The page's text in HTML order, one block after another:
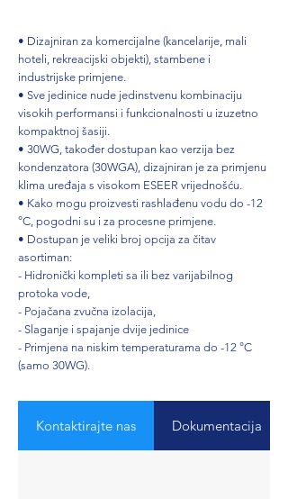
• Dizajniran za komercijalne (kancelarije, mali
hoteli, rekreacijski objekti), stambene i
industrijske primjene.
• Sve jedinice nude jedinstvenu kombinaciju
visokih performansi i funkcionalnosti u izuzetno
kompaktnoj šasiji.
• 30WG, također dostupan kao verzija bez
kondenzatora (30WGA), dizajniran je za primjenu
klima uređaja s visokom ESEER vrijednošću.
• Kako mogu proizvesti rashlađenu vodu do -12
°C, pogodni su i za procesne primjene.
• Dostupan je veliki broj opcija za čitav
asortiman:
- Hidronički kompleti sa ili bez varijabilnog
protoka vode,
- Pojačana zvučna izolacija,
- Slaganje i spajanje dvije jedinice
- Primjena na niskim temperaturama do -12 °C
(samo 30WG).
Kontaktirajte nas Dokumentacija